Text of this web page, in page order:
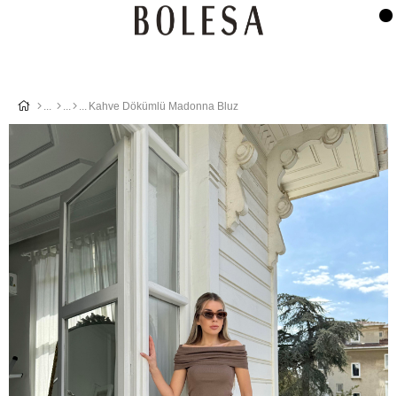
Kahve Dökümlü Madonna Bluz